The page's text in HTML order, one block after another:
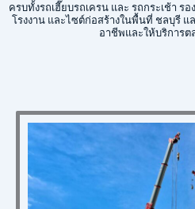
ครบทั้งรถเฮี๊ยบรถเครน และ รถกระเช้า ร
โรงงาน และไซต์ก่อสร้างในพื้นที่ ชลบุรี
อาชีพและให้บริการต